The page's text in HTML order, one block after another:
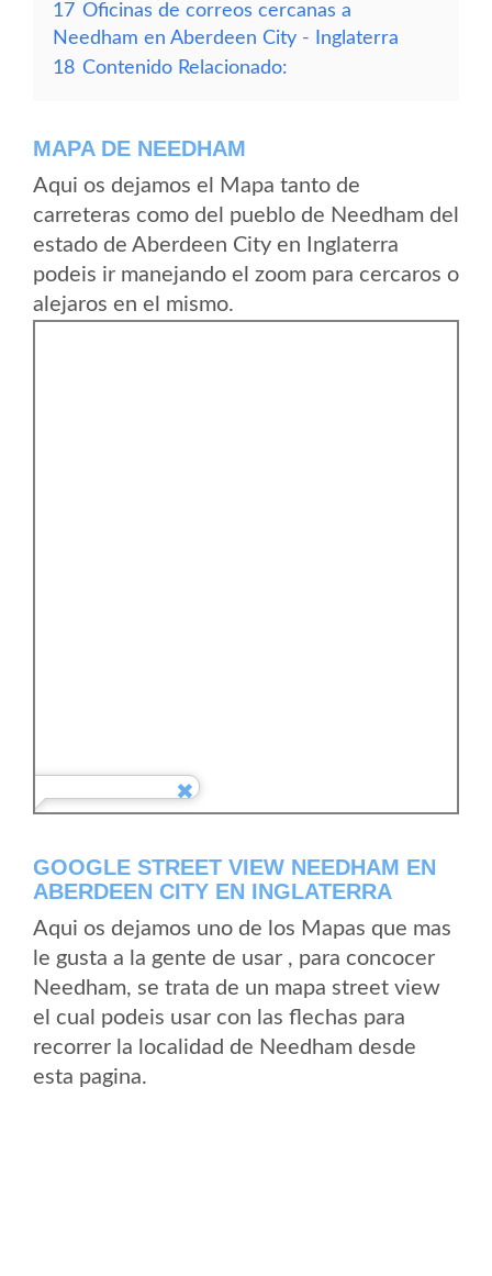
17 Oficinas de correos cercanas a
Needham en Aberdeen City - Inglaterra
18 Contenido Relacionado:
MAPA DE NEEDHAM
Aqui os dejamos el Mapa tanto de
carreteras como del pueblo de Needham del
estado de Aberdeen City en Inglaterra
podeis ir manejando el zoom para cercaros o
alejaros en el mismo.
GOOGLE STREET VIEW NEEDHAM EN
ABERDEEN CITY EN INGLATERRA
Aqui os dejamos uno de los Mapas que mas
le gusta a la gente de usar , para concocer
Needham, se trata de un mapa street view
el cual podeis usar con las flechas para
recorrer la localidad de Needham desde
esta pagina.